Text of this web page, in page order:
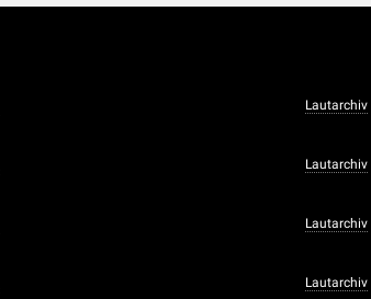
Lautarchiv
Lautarchiv
Lautarchiv
Lautarchiv